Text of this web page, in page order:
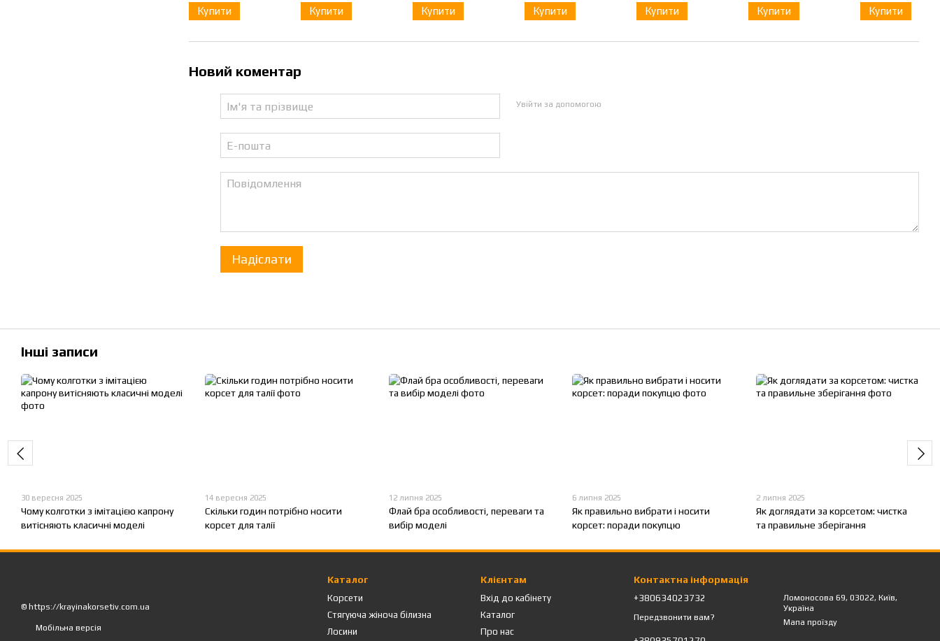
Купити Купити Купити Купити Купити Купити Купити
Новий коментар
Увійти за допомогою
Надіслати
Інші записи
30 вересня 2025
Чому колготки з імітацією капрону
витісняють класичні моделі
14 вересня 2025
Скільки годин потрібно носити
корсет для талії
12 липня 2025
Флай бра особливості, переваги та
вибір моделі
6 липня 2025
Як правильно вибрати і носити
корсет: поради покупцю
2 липня 2025
Як доглядати за корсетом: чистка
та правильне зберігання
© https://krayinakorsetiv.com.ua
Мобільна версія
Каталог
Корсети
Стягуюча жіноча білизна
Лосини
Клієнтам
Вхід до кабінету
Каталог
Про нас
Контактна інформація
+380634023732
Передзвонити вам?
Ломоносова 69, 03022, Київ,
Україна
Мапа проїзду